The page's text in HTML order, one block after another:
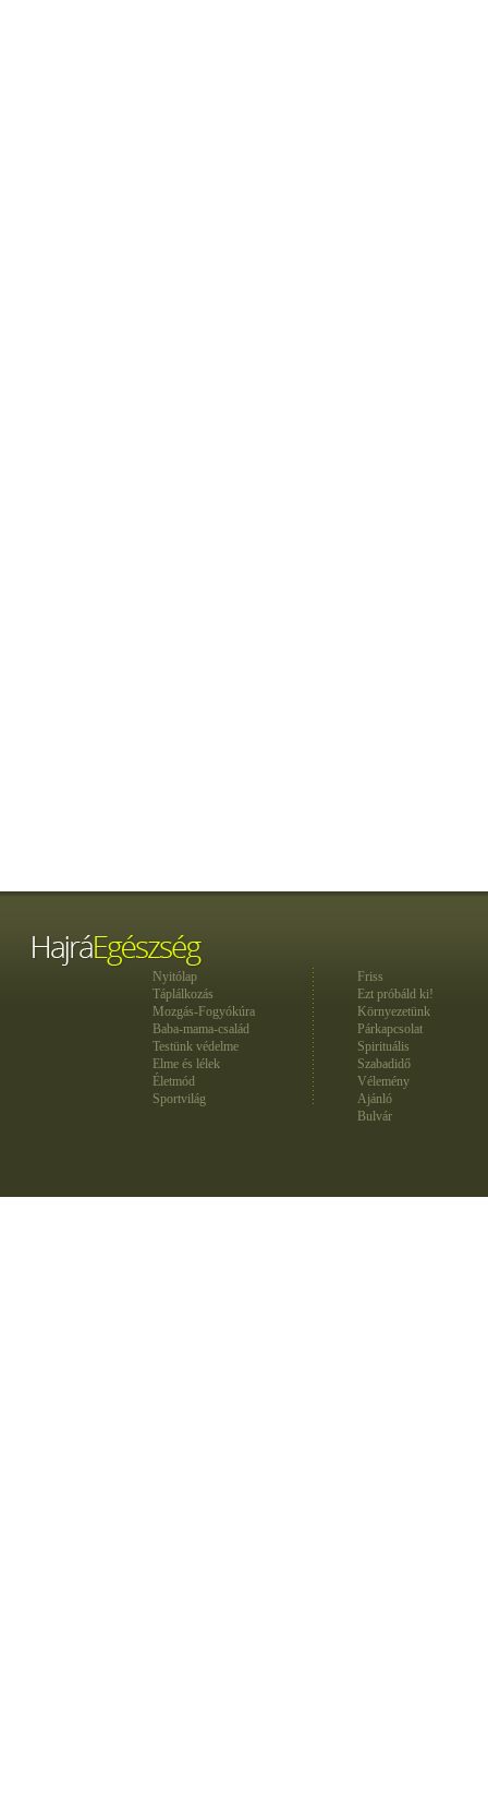
Nyitólap
Táplálkozás
Mozgás-Fogyókúra
Baba-mama-család
Testünk védelme
Elme és lélek
Életmód
Sportvilág
Friss
Ezt próbáld ki!
Környezetünk
Párkapcsolat
Spirituális
Szabadidő
Vélemény
Ajánló
Bulvár